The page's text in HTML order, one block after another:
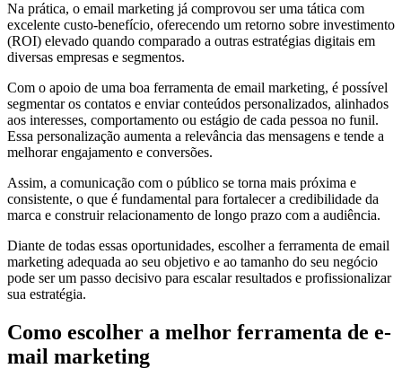
Na prática, o email marketing já comprovou ser uma tática com
excelente custo-benefício, oferecendo um retorno sobre investimento
(ROI) elevado quando comparado a outras estratégias digitais em
diversas empresas e segmentos.
Com o apoio de uma boa ferramenta de email marketing, é possível
segmentar os contatos e enviar conteúdos personalizados, alinhados
aos interesses, comportamento ou estágio de cada pessoa no funil.
Essa personalização aumenta a relevância das mensagens e tende a
melhorar engajamento e conversões.
Assim, a comunicação com o público se torna mais próxima e
consistente, o que é fundamental para fortalecer a credibilidade da
marca e construir relacionamento de longo prazo com a audiência.
Diante de todas essas oportunidades, escolher a ferramenta de email
marketing adequada ao seu objetivo e ao tamanho do seu negócio
pode ser um passo decisivo para escalar resultados e profissionalizar
sua estratégia.
Como escolher a melhor ferramenta de e-
mail marketing